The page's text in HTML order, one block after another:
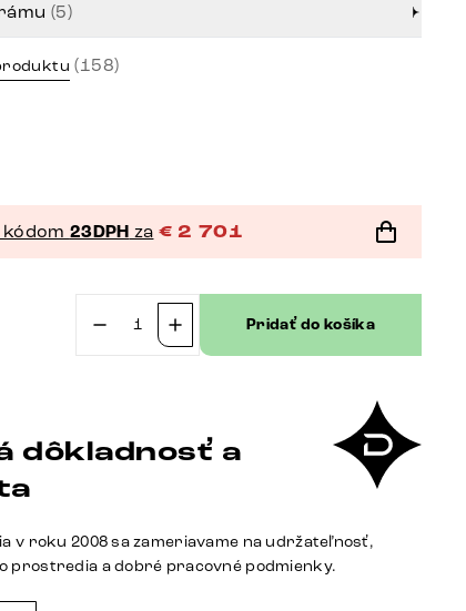
(5)
(158)
23DPH za € 2 701
množstvo
zaoblený
keramika
Iris
Pridať do košíka
dôkladnosť a
v roku 2008 sa zameriavame na udržateľnosť,
prostredia a dobré pracovné podmienky.